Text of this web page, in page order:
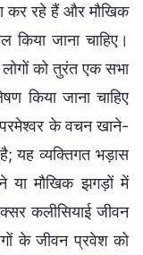
कर रहे हैं और मौखिक
जाना चाहिए।
को तुरंत एक सभा
किया जाना चाहिए
के वचन खाने-
यह व्यक्तिगत भड़ास
या मौखिक झगड़ों में
कलीसियाई जीवन
के जीवन प्रवेश को